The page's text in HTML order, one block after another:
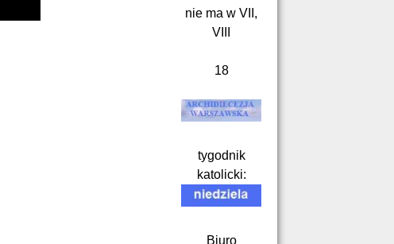
nie ma w VII,
VIII
18
tygodnik
katolicki:
Biuro